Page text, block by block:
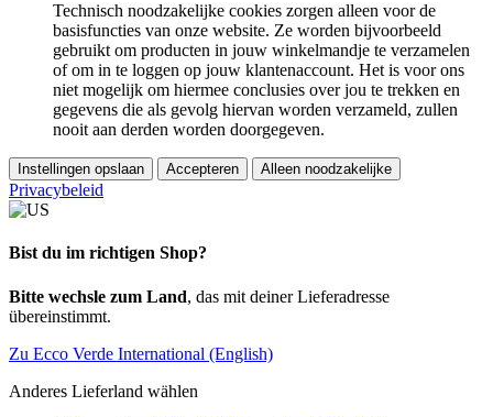
Technisch noodzakelijke cookies zorgen alleen voor de
basisfuncties van onze website. Ze worden bijvoorbeeld
gebruikt om producten in jouw winkelmandje te verzamelen
of om in te loggen op jouw klantenaccount. Het is voor ons
niet mogelijk om hiermee conclusies over jou te trekken en
gegevens die als gevolg hiervan worden verzameld, zullen
nooit aan derden worden doorgegeven.
Instellingen opslaan Accepteren Alleen noodzakelijke
Privacybeleid
Bist du im richtigen Shop?
Bitte wechsle zum Land, das mit deiner Lieferadresse
übereinstimmt.
Zu Ecco Verde International (English)
Anderes Lieferland wählen